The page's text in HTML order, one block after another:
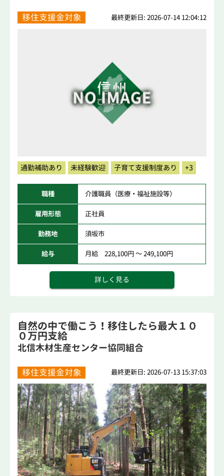
移住支援金対象 最終更新日: 2026-07-14 12:04:12
通勤補助あり 未経験歓迎 子育て支援制度あり +3
職種 介護職員（医療・福祉施設等）
雇用形態 正社員
勤務地 須坂市
給与 月給 228,100円 ～ 249,100円
詳しく見る
自然の中で働こう！移住したら最大１０
０万円支給
北信木材生産センター協同組合
移住支援金対象 最終更新日: 2026-07-13 15:37:03